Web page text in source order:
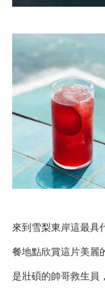
來到雪梨東岸這最具
餐地點欣賞這片美麗
是壯碩的帥哥救生員